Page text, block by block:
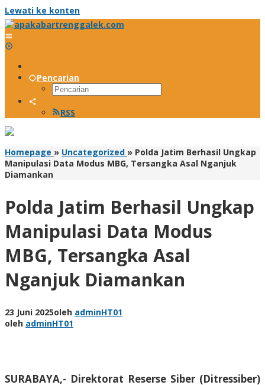
Lewati ke konten
Pencarian
RSS
Homepage » Uncategorized » Polda Jatim Berhasil Ungkap
Manipulasi Data Modus MBG, Tersangka Asal Nganjuk
Diamankan
Polda Jatim Berhasil Ungkap
Manipulasi Data Modus
MBG, Tersangka Asal
Nganjuk Diamankan
23 Juni 2025oleh adminHT01
oleh adminHT01
SURABAYA,- Direktorat Reserse Siber (Ditressiber)